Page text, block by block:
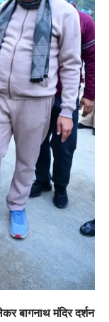
बागनाथ मंदिर दर्शन